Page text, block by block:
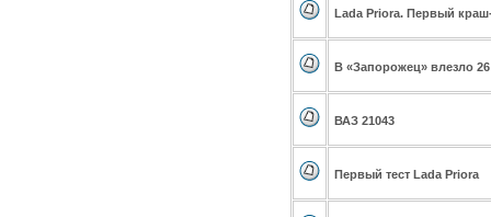
Lada Priora. Первый
В «Запорожец» влезло
ВАЗ 21043
Первый тест Lada Priora